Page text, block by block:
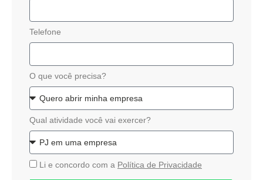
Telefone
O que você precisa?
Qual atividade você vai exercer?
Li e concordo com a Política de Privacidade